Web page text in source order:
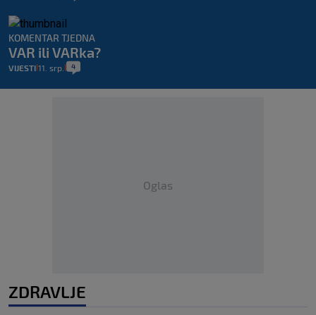
KOMENTAR TJEDNA
VAR ili VARka?
VIJESTI 11. srp. 4
Oglas
ZDRAVLJE